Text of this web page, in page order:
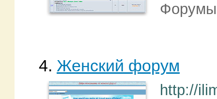
Форумы
4. Женский форум
http://